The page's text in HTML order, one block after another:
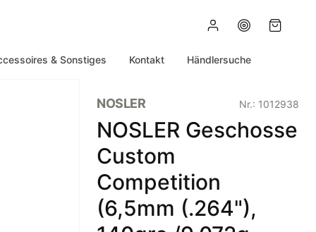
& Sonstiges Kontakt Händlersuche
NOSLER Nr.: 1012938
NOSLER Geschosse
Custom
Competition
(6,5mm (.264"),